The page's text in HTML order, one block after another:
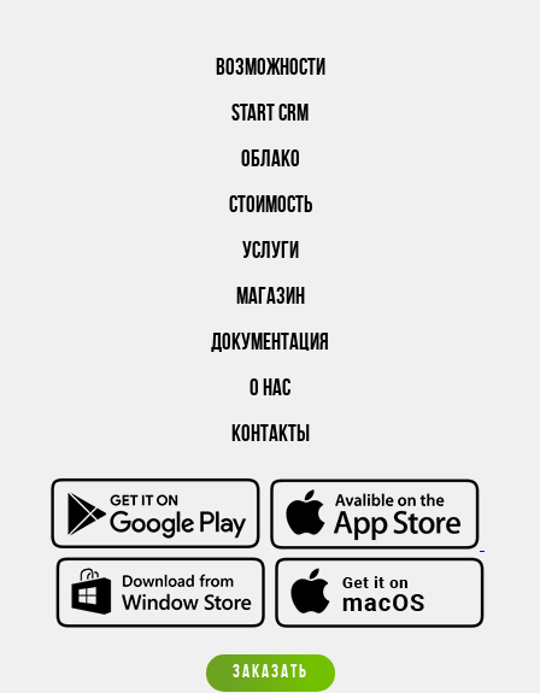
ВОЗМОЖНОСТИ
START CRM
ОБЛАКО
СТОИМОСТЬ
УСЛУГИ
МАГАЗИН
ДОКУМЕНТАЦИЯ
О НАС
КОНТАКТЫ
ЗАКАЗАТЬ